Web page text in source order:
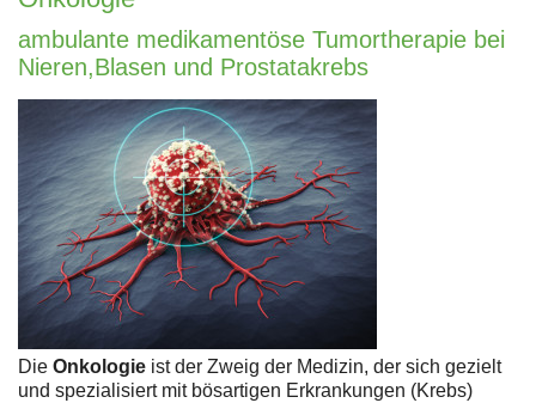
ambulante medikamentöse Tumortherapie bei
Nieren,Blasen und Prostatakrebs
Die Onkologie ist der Zweig der Medizin, der sich gezielt
und spezialisiert mit bösartigen Erkrankungen (Krebs)